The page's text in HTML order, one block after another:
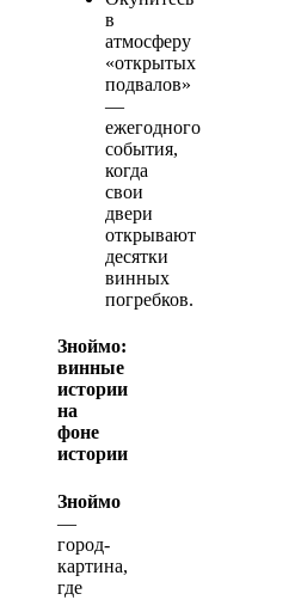
в
атмосферу
«открытых
подвалов»
—
ежегодного
события,
когда
свои
двери
открывают
десятки
винных
погребков.
Зноймо:
винные
истории
на
фоне
истории
Зноймо
—
город-
картина,
где